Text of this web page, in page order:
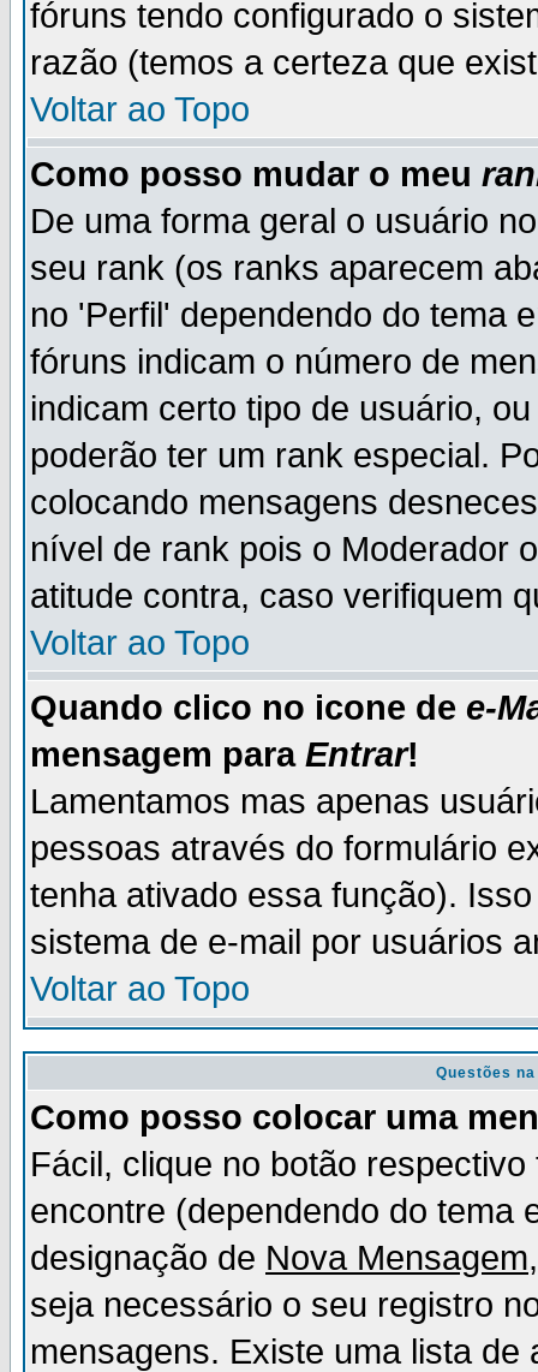
fóruns tendo configurado o
razão (temos a certeza que
Voltar ao Topo
Como posso mudar o meu
De uma forma geral o usuário
seu rank (os ranks aparecem
no 'Perfil' dependendo do tema
fóruns indicam o número de
indicam certo tipo de usuário,
poderão ter um rank especial.
colocando mensagens
nível de rank pois o Moderador
atitude contra, caso verifiquem
Voltar ao Topo
Quando clico no icone de e-
mensagem para Entrar!
Lamentamos mas apenas
pessoas através do formulário
tenha ativado essa função).
sistema de e-mail por usuários
Voltar ao Topo
Questões
Como posso colocar uma
Fácil, clique no botão
encontre (dependendo do tema
designação de Nova Mensagem
seja necessário o seu registro
mensagens. Existe uma lista